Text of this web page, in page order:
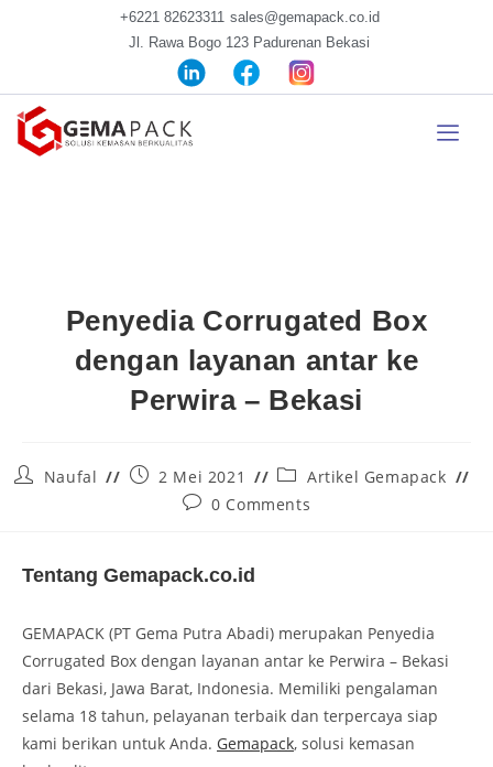
+6221 82623311 sales@gemapack.co.id
Jl. Rawa Bogo 123 Padurenan Bekasi
Penyedia Corrugated Box
dengan layanan antar ke
Perwira – Bekasi
Naufal 2 Mei 2021
Artikel Gemapack
0 Comments
Tentang Gemapack.co.id
GEMAPACK (PT Gema Putra Abadi) merupakan Penyedia
Corrugated Box dengan layanan antar ke Perwira – Bekasi
dari Bekasi, Jawa Barat, Indonesia. Memiliki pengalaman
selama 18 tahun, pelayanan terbaik dan terpercaya siap
kami berikan untuk Anda. Gemapack, solusi kemasan